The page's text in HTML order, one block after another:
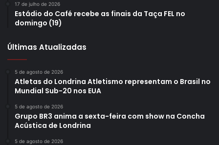
17 de julho de 2026
Estádio do Café recebe as finais da Taça FEL no
domingo (19)
Últimas Atualizadas
5 de agosto de 2026
Atletas do Londrina Atletismo representam o Brasil no
Mundial Sub-20 nos EUA
5 de agosto de 2026
Grupo BR3 anima a sexta-feira com show na Concha
Acústica de Londrina
5 de agosto de 2026